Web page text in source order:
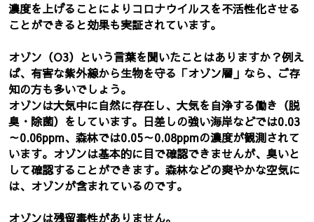
濃度を上げることによりコロナウイルスを不活性化させる
ことができると効果も実証されています。
オゾン（O3）という言葉を聞いたことはありますか？例え
ば、有害な紫外線から生物を守る「オゾン層」なら、ご存
知の方も多いでしょう。
オゾンは大気中に自然に存在し、大気を自浄する働き（脱
臭・除菌）をしています。日差しの強い海岸などでは0.03
～0.06ppm、森林では0.05～0.08ppmの濃度が観測されて
います。オゾンは基本的に目で確認できませんが、臭いと
して確認することができます。森林などの爽やかな空気に
は、オゾンが含まれているのです。
オゾンは残留毒性がありません。